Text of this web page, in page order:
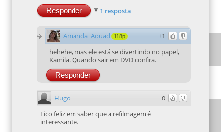
Responder 1 resposta
+1
Amanda_Aouad 118p
hehehe, mas ele está se divertindo no papel,
Kamila. Quando sair em DVD confira.
Responder
0
Hugo
Fico feliz em saber que a refilmagem é
interessante.